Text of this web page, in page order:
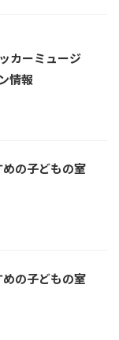
カーミュージ
情報
めの子どもの室
めの子どもの室